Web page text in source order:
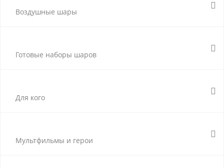
Воздушные шары
Готовые наборы шаров
Для кого
Мультфильмы и герои